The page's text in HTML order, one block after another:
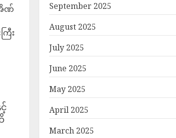
အိဏ်
ြီး
September 2025
August 2025
July 2025
June 2025
May 2025
April 2025
March 2025